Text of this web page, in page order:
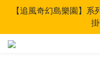
【追風奇幻島樂園】